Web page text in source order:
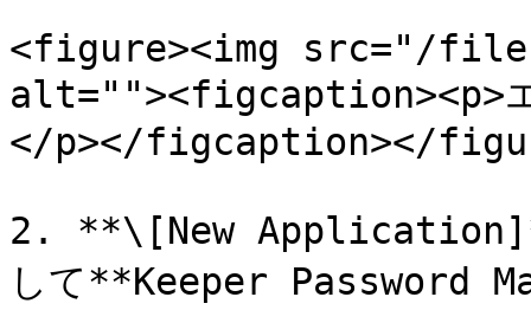
<figure><img src="/
alt=""><figcaption><p>エ
</p></figcaption></
2. **\[New Application]**
して**Keeper Password